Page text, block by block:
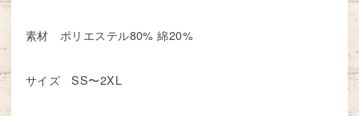
素材 ポリエステル80% 綿20%
サイズ SS〜2XL